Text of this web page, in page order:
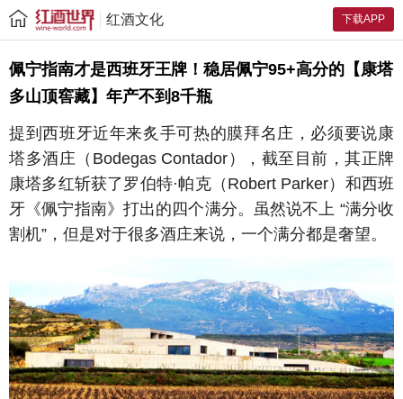
下载APP
红酒文化
佩宁指南才是西班牙王牌！稳居佩宁95+高分的【康塔
多山顶窖藏】年产不到8千瓶
提到西班牙近年来炙手可热的膜拜名庄，必须要说康
塔多酒庄（Bodegas Contador），截至目前，其正牌
康塔多红斩获了罗伯特·帕克（Robert Parker）和西班
牙《佩宁指南》打出的四个满分。虽然说不上 “满分收
割机”，但是对于很多酒庄来说，一个满分都是奢望。